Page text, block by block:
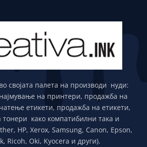
својата палета на производи нуди:
на принтери, продажба на
етикети, продажба на етикети,
како компатибилни така и
HP, Xerox, Samsung, Canon, Epson,
Ricoh, Oki, Kyocera и други).